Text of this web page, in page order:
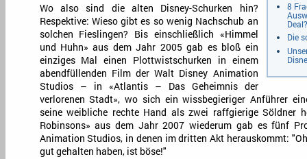
8
Die
Wo also sind die alten Disney-Schurken hin?
Respektive: Wieso gibt es so wenig Nachschub an
solchen Fieslingen? Bis einschließlich «Himmel
und Huhn» aus dem Jahr 2005 gab es bloß ein
einziges Mal einen Plottwistschurken in einem
abendfüllenden Film der Walt Disney Animation
Studios – in «Atlantis – Das Geheimnis der
verlorenen Stadt», wo sich ein wissbegieriger Anführer
seine weibliche rechte Hand als zwei raffgierige Söldner
Robinsons» aus dem Jahr 2007 wiederum gab es fünf
Animation Studios, in denen im dritten Akt herauskommt:
gut gehalten haben, ist böse!"